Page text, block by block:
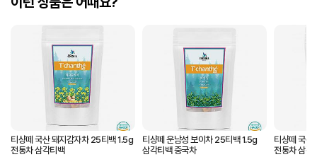
티샹떼 국산 돼지감자차 25티백 1.5g
전통차 삼각티백
티샹떼 운남성 보이차 25티백 1.5g
삼각티백 중국차
티샹떼 국산
전통차 삼각